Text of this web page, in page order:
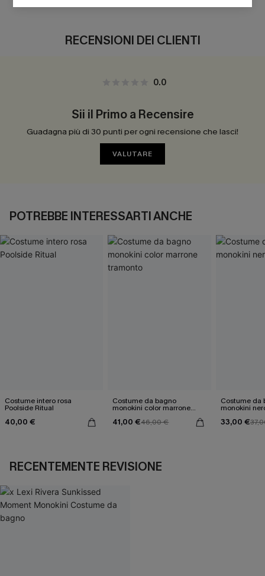
RECENSIONI DEI CLIENTI
0.0
Sii il Primo a Recensire
Guadagna più di 30 punti per ogni recensione che lasci!
VALUTARE
POTREBBE INTERESSARTI ANCHE
Costume intero rosa
Poolside Ritual
40,00 €
Costume da bagno
monokini color marrone
41,00 €46,00 €
Costume da
monokini
33,00 €
RECENTEMENTE REVISIONE